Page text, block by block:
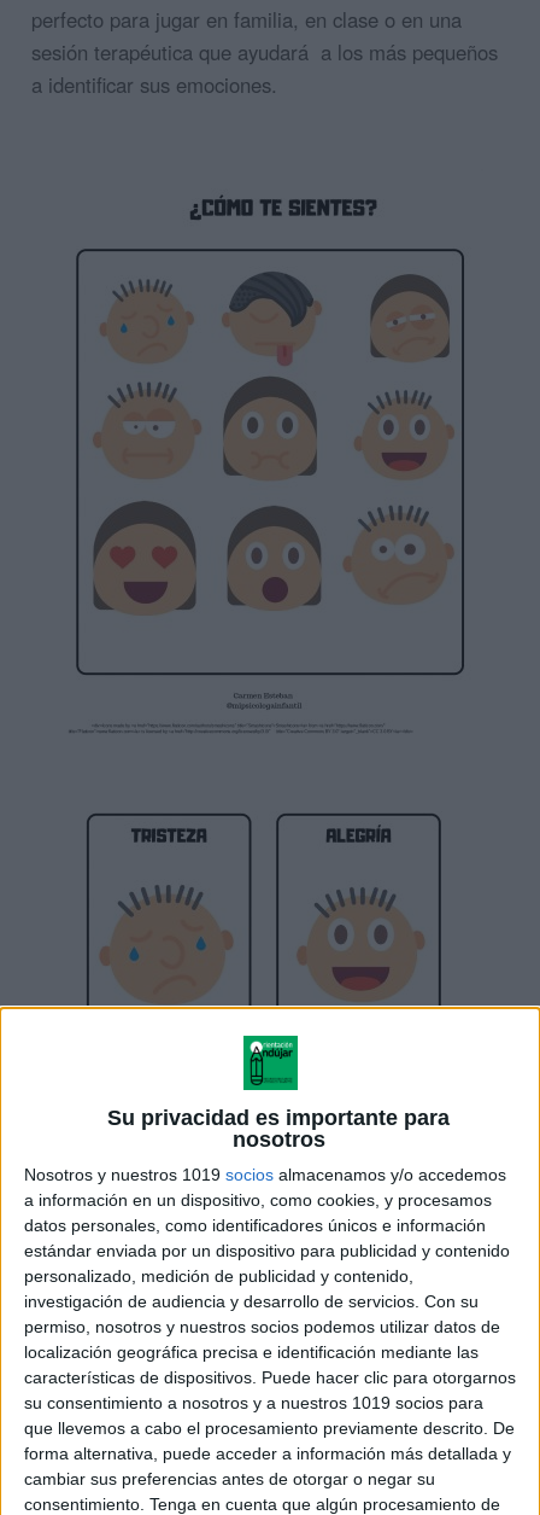
Su privacidad es importante para
nosotros
Nosotros y nuestros 1019 socios almacenamos y/o accedemos
a información en un dispositivo, como cookies, y procesamos
datos personales, como identificadores únicos e información
estándar enviada por un dispositivo para publicidad y contenido
personalizado, medición de publicidad y contenido,
investigación de audiencia y desarrollo de servicios. Con su
permiso, nosotros y nuestros socios podemos utilizar datos de
localización geográfica precisa e identificación mediante las
características de dispositivos. Puede hacer clic para otorgarnos
su consentimiento a nosotros y a nuestros 1019 socios para
que llevemos a cabo el procesamiento previamente descrito. De
forma alternativa, puede acceder a información más detallada y
cambiar sus preferencias antes de otorgar o negar su
consentimiento. Tenga en cuenta que algún procesamiento de
perfecto para jugar en familia, en clase o en una
sesión terapéutica que ayudará a los más pequeños
a identificar sus emociones.